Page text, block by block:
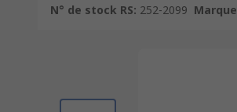
N° de stock RS: 252-2099 Marque